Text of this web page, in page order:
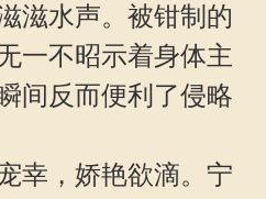
滋水声。被钳制的
一不昭示着身体主
间反而便利了侵略
幸，娇艳欲滴。宁